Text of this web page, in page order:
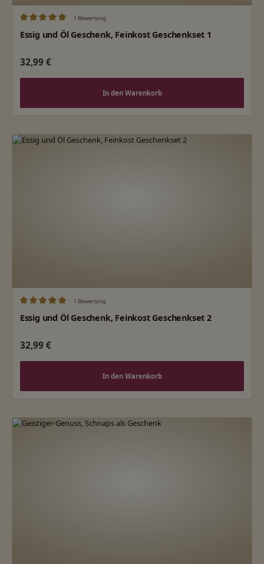
Durchschnittliche Bewertung von 5 von 5 Sternen
1 Bewertung
Essig und Öl Geschenk, Feinkost Geschenkset 1
Regulärer Preis:
32,99 €
In den Warenkorb
Durchschnittliche Bewertung von 5 von 5 Sternen
1 Bewertung
Essig und Öl Geschenk, Feinkost Geschenkset 2
Regulärer Preis:
32,99 €
In den Warenkorb